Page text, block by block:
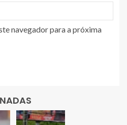
navegador para a próxima